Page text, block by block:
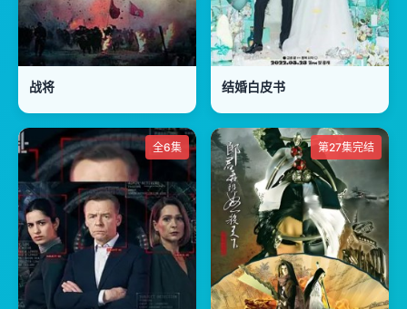
战将 结婚白皮书
全6集 第27集完结